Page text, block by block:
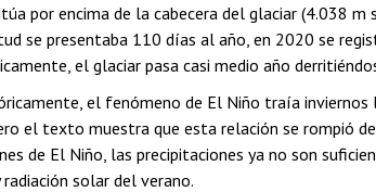
por encima de la cabecera del glaciar (4.038 m
se presentaba 110 días al año, en 2020 se
el glaciar pasa casi medio año
el fenómeno de El Niño traía inviernos
el texto muestra que esta relación se rompió
de El Niño, las precipitaciones ya no son
solar del verano.